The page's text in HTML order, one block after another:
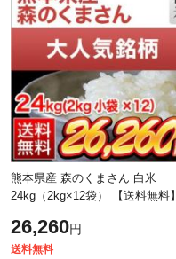
熊本県産 森のくまさん 白米
24kg（2kg×12袋） 【送料無料】
荷】 お米 令和7年産 2025年産
26,260円
送料無料